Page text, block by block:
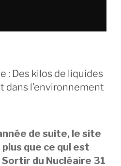
: Des kilos de liquides
dans l’environnement
de suite, le site
que ce qui est
du Nucléaire 31